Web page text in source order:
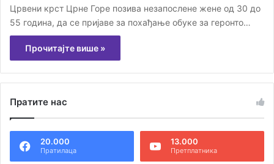
Црвени крст Црне Горе позива незапослене жене од 30 до
55 година, да се пријаве за похађање обуке за геронто…
Прочитајте више »
Пратите нас
20.000
Пратилаца
13.000
Претплатника